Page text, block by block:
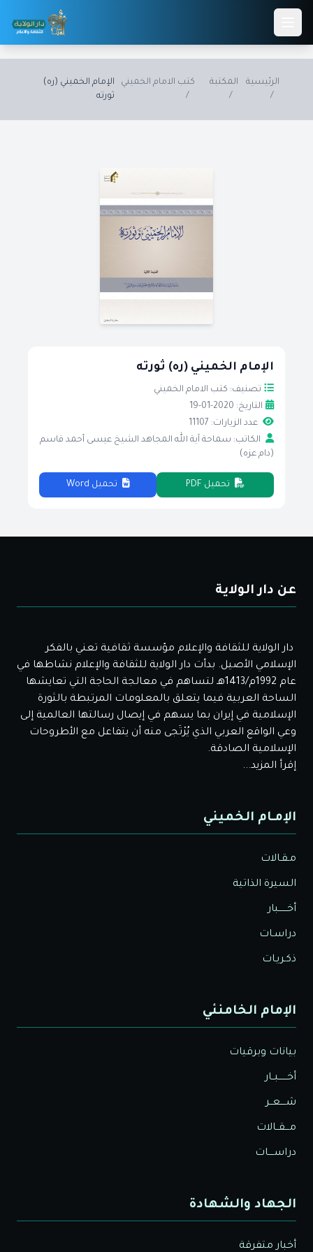
Skip to main content
الرئيسية
/
المكتبة
/
كتب الامام الخميني
/
الإمام الخميني (ره)
ثورته
الإمام الخميني (ره) ثورته
تصنيف: كتب الامام الخميني
التاريخ: 2020-01-19
عدد الزيارات: 11107
الكاتب: سماحة آية الله المجاهد الشيخ عيسى أحمد قاسم
(دام عزه)
تحميل PDF تحميل Word
عن دار الولاية
دار الولاية للثقافة والإعلام مؤسسة ثقافية تعني بالفكر
الإسلامي الأصيل. بدأت دار الولاية للثقافة والإعلام نشاطها في
عام 1992م/1413هـ لتساهم في معالجة الحاجة التي تعايشها
الساحة العربية فيما يتعلق بالمعلومات المرتبطة بالثورة
الإسلامية في إيران بما يسهم في إيصال رسالتها العالمية إلى
وعي الواقع العربي الذي يُرْتَجى منه أن يتفاعل مع الأطروحات
الإسلامية الصادقة.
إقرأ المزيد...
الإمـام الخميني
مـقـالات
السيرة الذاتية
أخــــــبار
دراسـات
ذكـريـات
الإمام الخامنئي
بيانات وبرقيات
أخــــــبــار
شــــعــر
مـــقــالات
دراســــات
الجهاد والشهادة
أخبار متفرقة